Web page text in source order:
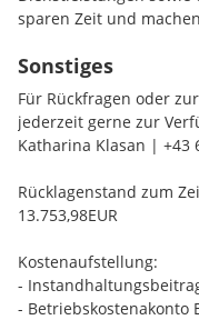
gewünschte Möbel
Keller: Ein Kellerabteil
Besichtigungen:
Bezugsfertig: Ab sofort
sparen Zeit und
Verkehrsanbindung:
Die Anbindung an
wenige Gehminuten
Graz und Köflach -
Ärzte und Gesundheit:
In der Umgebung sind
ergänzt durch die
jederzeit gewährleistet
Sonstiges
Für Rückfragen oder
jederzeit gerne zur
Katharina Klasan | +43
Rücklagenstand zum
13.753,98EUR
Kostenaufstellung:
-
- Betriebskostenakonto